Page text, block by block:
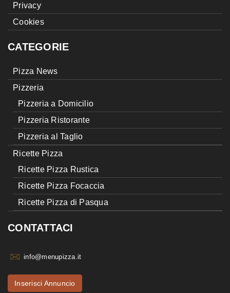
Privacy
Cookies
CATEGORIE
Pizza News
Pizzeria
Pizzeria a Domicilio
Pizzeria Ristorante
Pizzeria al Taglio
Ricette Pizza
Ricette Pizza Rustica
Ricette Pizza Focaccia
Ricette Pizza di Pasqua
CONTATTACI
info@menupizza.it
Inserisci Annuncio